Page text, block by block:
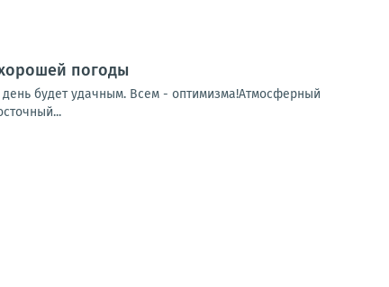
погоды
будет удачным. Всем - оптимизма!Атмосферный